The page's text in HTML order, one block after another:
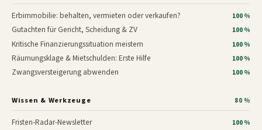
Erbimmobilie: behalten, vermieten oder verkaufen? 100 %
Gutachten für Gericht, Scheidung & ZV 100 %
Kritische Finanzierungssituation meistern 100 %
Räumungsklage & Mietschulden: Erste Hilfe 100 %
Zwangsversteigerung abwenden 100 %
Wissen & Werkzeuge 80 %
Fristen-Radar-Newsletter 100 %